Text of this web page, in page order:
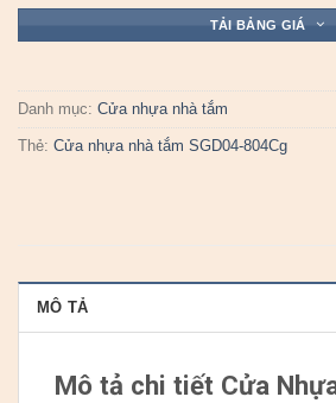
TẢI BẢNG GIÁ
Danh mục: Cửa nhựa nhà tắm
Thẻ: Cửa nhựa nhà tắm SGD04-804Cg
MÔ TẢ
Mô tả chi tiết Cửa